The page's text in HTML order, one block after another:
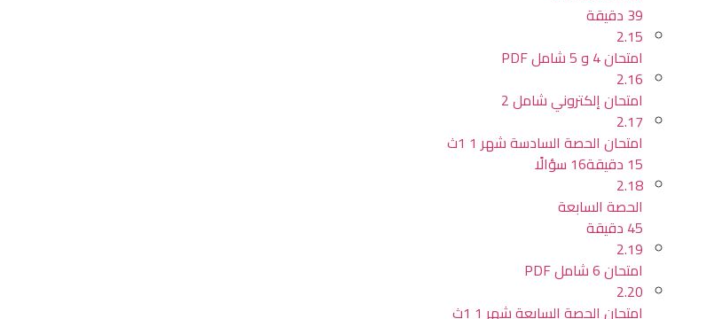
39 دقيقة
2.15
امتحان 4 و 5 شامل PDF
2.16
امتحان إلكتروني شامل 2
2.17
امتحان الحصة السادسة شهر 1 1ث
15 دقيقة
16 سؤالًا
2.18
الحصة السابعة
45 دقيقة
2.19
امتحان 6 شامل PDF
2.20
امتحان الحصة السابعة شهر 1 1ث